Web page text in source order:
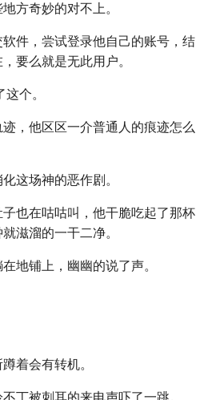
方奇妙的对不上。
件，尝试登录他自己的账号，结
要么就是无此用户。
个。
，他区区一介普通人的痕迹怎么
这场神的恶作剧。
也在咕咕叫，他干脆吃起了那杯
滋溜的一干二净。
地铺上，幽幽的说了声。
着会有转机。